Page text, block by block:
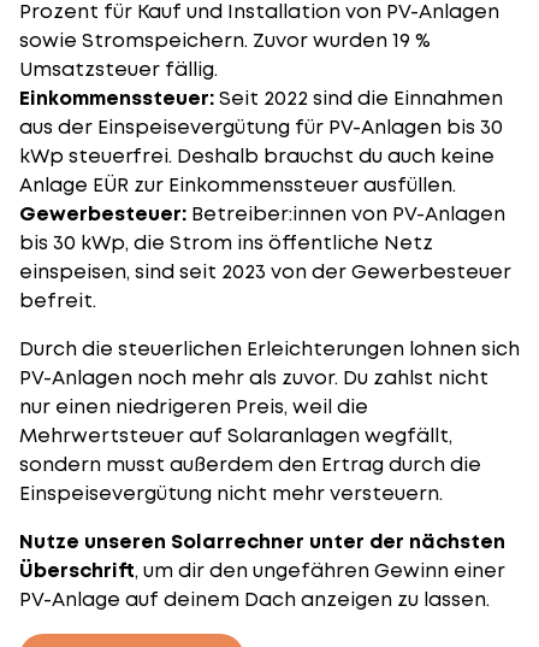
Prozent für Kauf und Installation von PV-Anlagen
sowie Stromspeichern. Zuvor wurden 19 %
Umsatzsteuer fällig.
Einkommenssteuer:Seit 2022 sind die Einnahmen
aus der Einspeisevergütung für PV-Anlagen bis 30
kWp steuerfrei. Deshalb brauchst du auch keine
Anlage EÜR zur Einkommenssteuer ausfüllen.
Gewerbesteuer: Betreiber:innen von PV-Anlagen
bis 30 kWp, die Strom ins öffentliche Netz
einspeisen, sind seit 2023 von der Gewerbesteuer
befreit.
Durch die steuerlichen Erleichterungen lohnen sich
PV-Anlagen noch mehr als zuvor. Du zahlst nicht
nur einen niedrigeren Preis, weil die
Mehrwertsteuer auf Solaranlagenwegfällt,
sondern musst außerdem den Ertrag durch die
Einspeisevergütung nicht mehr versteuern.
Nutze unseren Solarrechner unter der nächsten
Überschrift, um dir den ungefähren Gewinn einer
PV-Anlage auf deinem Dach anzeigen zu lassen.